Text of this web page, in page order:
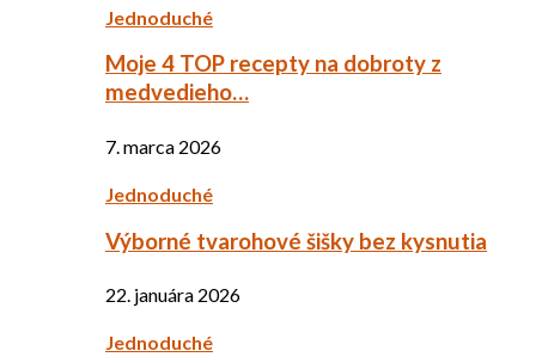
Jednoduché
Moje 4 TOP recepty na dobroty z
medvedieho…
7. marca 2026
Jednoduché
Výborné tvarohové šišky bez kysnutia
22. januára 2026
Jednoduché